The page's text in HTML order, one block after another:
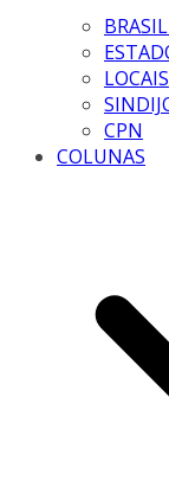
LOCAIS
CPN
COLUNAS